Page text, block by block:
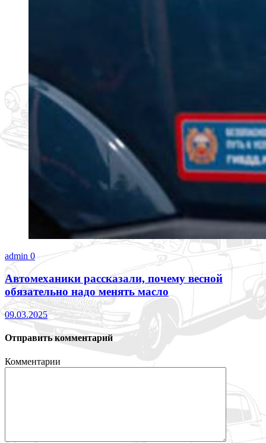
admin 0
Автомеханики рассказали, почему весной
обязательно надо менять масло
09.03.2025
Отправить комментарий
Комментарии